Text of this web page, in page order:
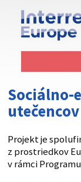
vždy začína
Sociálno-
Projekt je
z prostriedkov
v rámci